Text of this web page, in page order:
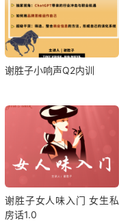
谢胜子小响声Q2内训
谢胜子女人味入门 女生私
房话1.0